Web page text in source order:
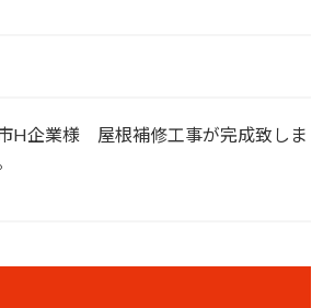
H企業様 屋根補修工事が完成致しま